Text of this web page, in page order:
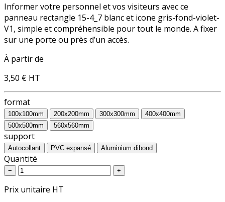
Informer votre personnel et vos visiteurs avec ce
panneau rectangle 15-4_7 blanc et icone gris-fond-violet-
V1, simple et compréhensible pour tout le monde. A fixer
sur une porte ou près d’un accès.
À partir de
3,50 € HT
format
100x100mm 200x200mm 300x300mm
400x400mm
500x500mm
560x560mm
support
Autocollant PVC expansé Aluminium dibond
Quantité
− +
Prix unitaire HT